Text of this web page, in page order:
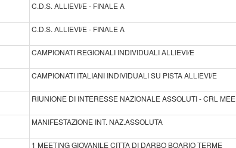
C.D.S. ALLIEVI/E - FINALE A
C.D.S. ALLIEVI/E - FINALE A
CAMPIONATI REGIONALI INDIVIDUALI ALLIEVI/E
CAMPIONATI ITALIANI INDIVIDUALI SU PISTA ALLIEVI/E
RIUNIONE DI INTERESSE NAZIONALE ASSOLUTI - CRL MEE
MANIFESTAZIONE INT. NAZ.ASSOLUTA
1 MEETING GIOVANILE CITTA DI DARBO BOARIO TERME